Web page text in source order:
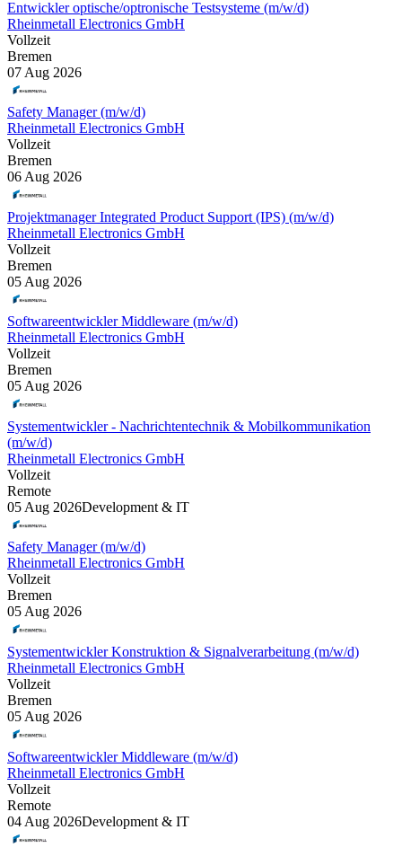
Entwickler optische/optronische Testsysteme (m/w/d)
Rheinmetall Electronics GmbH
Vollzeit
Bremen
07 Aug 2026
Safety Manager (m/w/d)
Rheinmetall Electronics GmbH
Vollzeit
Bremen
06 Aug 2026
Projektmanager Integrated Product Support (IPS) (m/w/d)
Rheinmetall Electronics GmbH
Vollzeit
Bremen
05 Aug 2026
Softwareentwickler Middleware (m/w/d)
Rheinmetall Electronics GmbH
Vollzeit
Bremen
05 Aug 2026
Systementwickler - Nachrichtentechnik & Mobilkommunikation
(m/w/d)
Rheinmetall Electronics GmbH
Vollzeit
Remote
05 Aug 2026Development & IT
Safety Manager (m/w/d)
Rheinmetall Electronics GmbH
Vollzeit
Bremen
05 Aug 2026
Systementwickler Konstruktion & Signalverarbeitung (m/w/d)
Rheinmetall Electronics GmbH
Vollzeit
Bremen
05 Aug 2026
Softwareentwickler Middleware (m/w/d)
Rheinmetall Electronics GmbH
Vollzeit
Remote
04 Aug 2026Development & IT